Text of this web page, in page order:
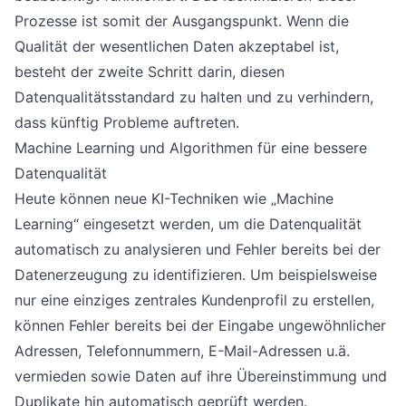
Prozesse ist somit der Ausgangspunkt. Wenn die
Qualität der wesentlichen Daten akzeptabel ist,
besteht der zweite Schritt darin, diesen
Datenqualitätsstandard zu halten und zu verhindern,
dass künftig Probleme auftreten.
Machine Learning und Algorithmen für eine bessere
Datenqualität
Heute können neue KI-Techniken wie „Machine
Learning“ eingesetzt werden, um die Datenqualität
automatisch zu analysieren und Fehler bereits bei der
Datenerzeugung zu identifizieren. Um beispielsweise
nur eine einziges zentrales Kundenprofil zu erstellen,
können Fehler bereits bei der Eingabe ungewöhnlicher
Adressen, Telefonnummern, E-Mail-Adressen u.ä.
vermieden sowie Daten auf ihre Übereinstimmung und
Duplikate hin automatisch geprüft werden.